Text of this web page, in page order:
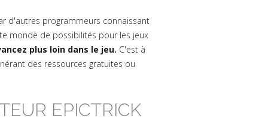
d'autres programmeurs connaissant
monde de possibilités pour les jeux
plus loin dans le jeu. C'est à
des ressources gratuites ou
EPICTRICK